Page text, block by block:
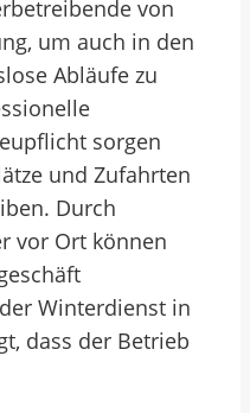
von
um auch in den
Abläufe zu
sorgen
und Zufahrten
Durch
vor Ort können
Winterdienst in
dass der Betrieb